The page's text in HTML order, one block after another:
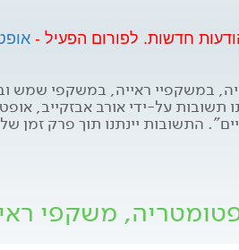
חדשות. לפורום הפעיל -
במשקפיי ראייה, במשקפי שמש
תשובות על-ידי אורב אבזקייב,
לפורום לחצו כאן.
משקפי